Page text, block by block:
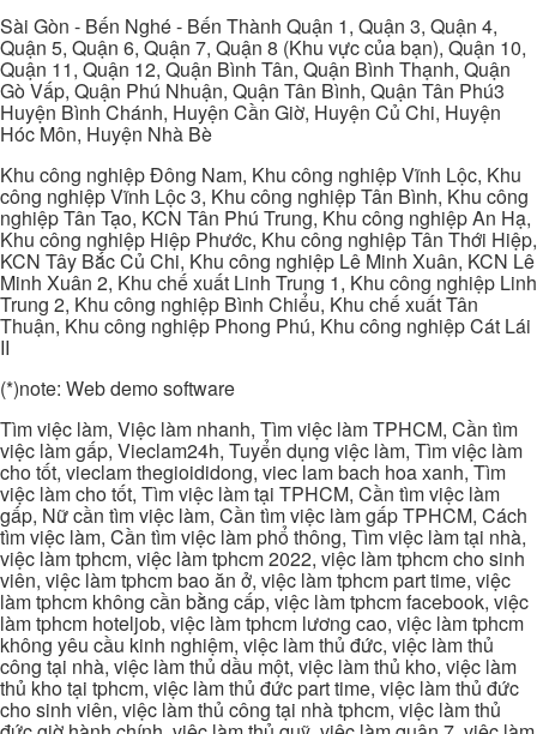
Sài Gòn - Bến Nghé - Bến Thành Quận 1, Quận 3, Quận 4,
Quận 5, Quận 6, Quận 7, Quận 8 (Khu vực của bạn), Quận 10,
Quận 11, Quận 12, Quận Bình Tân, Quận Bình Thạnh, Quận
Gò Vấp, Quận Phú Nhuận, Quận Tân Bình, Quận Tân Phú3
Huyện Bình Chánh, Huyện Cần Giờ, Huyện Củ Chi, Huyện
Hóc Môn, Huyện Nhà Bè
Khu công nghiệp Đông Nam, Khu công nghiệp Vĩnh Lộc, Khu
công nghiệp Vĩnh Lộc 3, Khu công nghiệp Tân Bình, Khu công
nghiệp Tân Tạo, KCN Tân Phú Trung, Khu công nghiệp An Hạ,
Khu công nghiệp Hiệp Phước, Khu công nghiệp Tân Thới Hiệp,
KCN Tây Bắc Củ Chi, Khu công nghiệp Lê Minh Xuân, KCN Lê
Minh Xuân 2, Khu chế xuất Linh Trung 1, Khu công nghiệp Linh
Trung 2, Khu công nghiệp Bình Chiểu, Khu chế xuất Tân
Thuận, Khu công nghiệp Phong Phú, Khu công nghiệp Cát Lái
II
(*)note: Web demo software
Tìm việc làm, Việc làm nhanh, Tìm việc làm TPHCM, Cần tìm
việc làm gấp, Vieclam24h, Tuyển dụng việc làm, Tìm việc làm
cho tốt, vieclam thegioididong, viec lam bach hoa xanh, Tìm
việc làm cho tốt, Tìm việc làm tại TPHCM, Cần tìm việc làm
gấp, Nữ cần tìm việc làm, Cần tìm việc làm gấp TPHCM, Cách
tìm việc làm, Cần tìm việc làm phổ thông, Tìm việc làm tại nhà,
việc làm tphcm, việc làm tphcm 2022, việc làm tphcm cho sinh
viên, việc làm tphcm bao ăn ở, việc làm tphcm part time, việc
làm tphcm không cần bằng cấp, việc làm tphcm facebook, việc
làm tphcm hoteljob, việc làm tphcm lương cao, việc làm tphcm
không yêu cầu kinh nghiệm, việc làm thủ đức, việc làm thủ
công tại nhà, việc làm thủ dầu một, việc làm thủ kho, việc làm
thủ kho tại tphcm, việc làm thủ đức part time, việc làm thủ đức
cho sinh viên, việc làm thủ công tại nhà tphcm, việc làm thủ